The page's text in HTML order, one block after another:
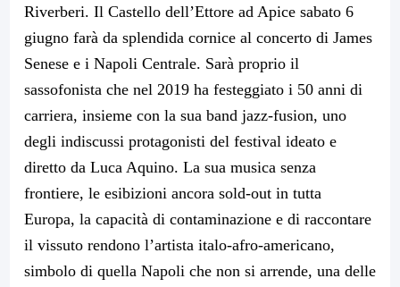
Riverberi. Il Castello dell’Ettore ad Apice sabato 6
giugno farà da splendida cornice al concerto di James
Senese e i Napoli Centrale. Sarà proprio il
sassofonista che nel 2019 ha festeggiato i 50 anni di
carriera, insieme con la sua band jazz-fusion, uno
degli indiscussi protagonisti del festival ideato e
diretto da Luca Aquino. La sua musica senza
frontiere, le esibizioni ancora sold-out in tutta
Europa, la capacità di contaminazione e di raccontare
il vissuto rendono l’artista italo-afro-americano,
simbolo di quella Napoli che non si arrende, una delle